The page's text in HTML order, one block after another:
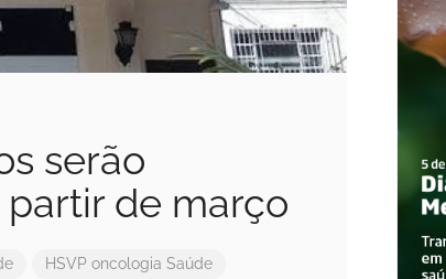
serão
de março
HSVP oncologia Saúde